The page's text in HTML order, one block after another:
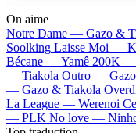
On aime
Notre Dame — Gazo &
Soolking Laisse Moi —
Bécane —Yamê 200K —
— Tiakola Outro —
— Gazo & Tiakola
La League — Werenoi
— PLK No love —